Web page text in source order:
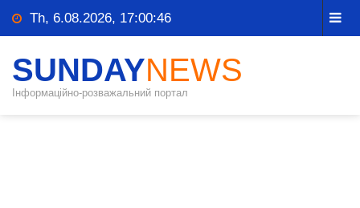
Th, 6.08.2026, 17:00:47
SUNDAYNEWS
Інформаційно-розважальний портал